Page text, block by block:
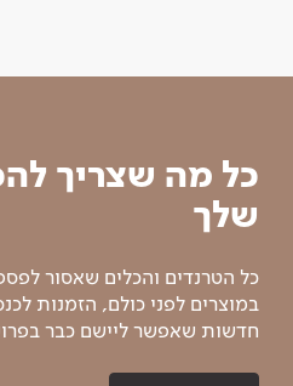
כל מה שצריך
שלך
כל הטרנדים והכלים שאסור
במוצרים לפני כולם, הזמנות
חדשות שאפשר ליישם כבר